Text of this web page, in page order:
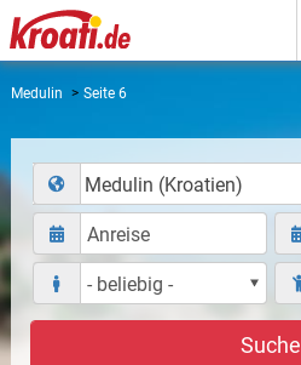
Medulin Seite 6
Medulin (Kroatien)
Suche